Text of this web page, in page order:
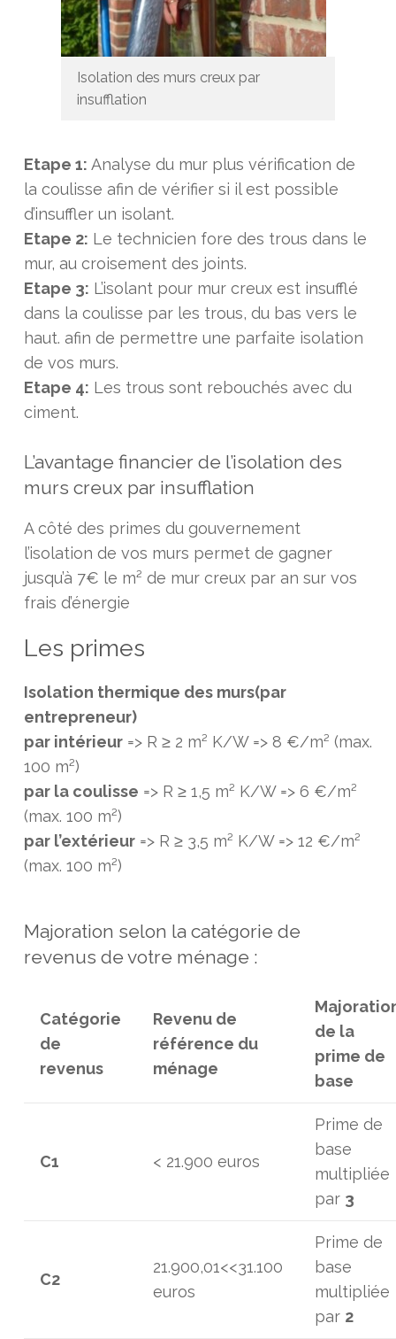
Isolation des murs creux par
insufflation
Etape 1: Analyse du mur plus vérification de
la coulisse afin de vérifier si il est possible
d’insuffler un isolant.
Etape 2: Le technicien fore des trous dans le
mur, au croisement des joints.
Etape 3: L’isolant pour mur creux est insufflé
dans la coulisse par les trous, du bas vers le
haut. afin de permettre une parfaite isolation
de vos murs.
Etape 4: Les trous sont rebouchés avec du
ciment.
L’avantage financier de l’isolation des
murs creux par insufflation
A côté des primes du gouvernement
l’isolation de vos murs permet de gagner
jusqu’à 7€ le m² de mur creux par an sur vos
frais d’énergie
Les primes
Isolation thermique des murs(par
entrepreneur)
par intérieur => R ≥ 2 m² K/W => 8 €/m² (max.
100 m²)
par la coulisse => R ≥ 1,5 m² K/W => 6 €/m²
(max. 100 m²)
par l’extérieur => R ≥ 3,5 m² K/W => 12 €/m²
(max. 100 m²)
Majoration selon la catégorie de
revenus de votre ménage :
Catégorie
de
revenus
Revenu de
référence du
ménage
de la
prime de
base
C1 < 21.900 euros
Prime de
base
multipliée
par 3
C2
21.900,01<<31.100
euros
Prime de
base
multipliée
par 2